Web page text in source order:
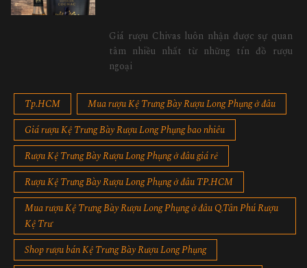
Giá rượu Chivas luôn nhận được sự quan
tâm nhiều nhất từ những tín đồ rượu
ngoại
Tp.HCM
Mua rượu Kệ Trưng Bày Rượu Long Phụng ở đâu
Giá rượu Kệ Trưng Bày Rượu Long Phụng bao nhiêu
Rượu Kệ Trưng Bày Rượu Long Phụng ở đâu giá rẻ
Rượu Kệ Trưng Bày Rượu Long Phụng ở đâu TP.HCM
Mua rượu Kệ Trưng Bày Rượu Long Phụng ở đâu Q.Tân Phú Rượu
Kệ Trư
Shop rượu bán Kệ Trưng Bày Rượu Long Phụng